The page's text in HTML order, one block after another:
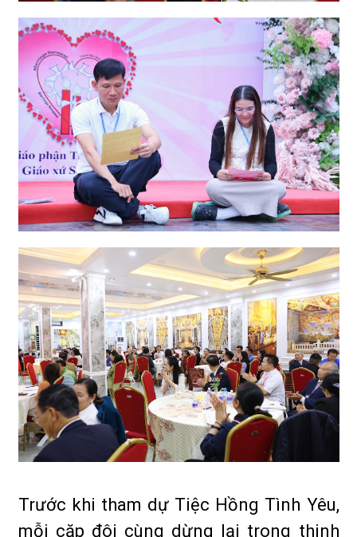
Trước khi tham dự Tiệc Hồng Tình Yêu,
mỗi cặp đôi cùng dừng lại trong thinh